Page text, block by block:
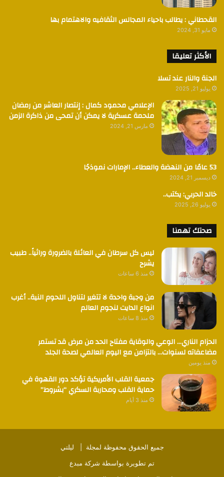
القحطاني : يطالب باحياء المجالس الثقافيه والاهتمام بها
مايو 31, 2024
الأكثر تعليقا
الجنة والنار عند تسلا
يوليو 21, 2025
الإعلامي محمود كمال : إنتصار العاشر من رمضان
ملحمة عسكرية لا يمكن أن تمحى من ذاكرة الزمن
مارس 21, 2024
53 عامًا من النهضة والعطاء.. الإمارات نموذجًا
ديسمبر 21, 2024
خالد الحربي: يكتب..
يوليو 26, 2025
صحتك تهمنا
ليس كل سرطان في العائلة بالضرورة وراثياً.. طبيب
يشرح
منذ 6 ساعات
من وجبة واحدة لا تتغير لتناول اللحوم النية.. أغرب
انواع الدايت لنجوم العالم
منذ 8 ساعات
الحزام الناري… الوعي والوقاية مفتاح الحد من مرض قد تستمر
مضاعفاته لسنوات… بالتزامن مع اليوم العالمي لصحة الجلد
منذ يومين
جمعية القلب الأمريكية تؤكد دور القهوة في
حماية القلب ومحاربة السكري “بشروط”
منذ 3 أيام
جميع الحقوق محفوظة لمجلة | ليلتي
تم تطويرة بواسطة شركة مبدع